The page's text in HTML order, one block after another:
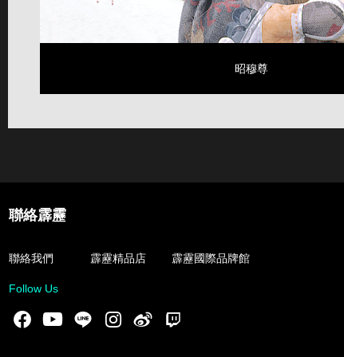
昭穆尊
聯絡霹靂
聯絡我們 霹靂精品店 霹靂國際品牌館
Follow Us
Facebook
YoutubeLINE Instgram新浪微博